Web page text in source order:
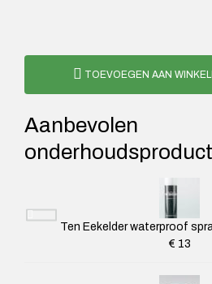
TOEVOEGEN AAN
Aanbevolen
Ten Eekelder waterproof
€ 13